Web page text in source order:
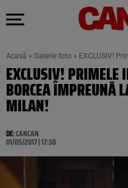
Acasă » Galerie foto » EXCLUSIV!
EXCLUSIV! PRIMELE
BORCEA ÎMPREUNĂ
MILAN!
DE:CANCAN
01/05/2017 | 17:30